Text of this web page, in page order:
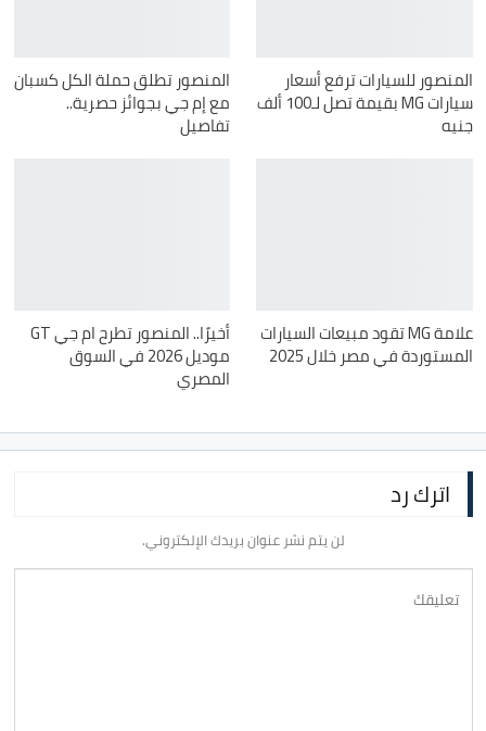
المنصور للسيارات ترفع أسعار
سيارات MG بقيمة تصل لـ100 ألف
جنيه
المنصور تطلق حملة الكل كسبان
مع إم جي بجوائز حصرية..
تفاصيل
علامة MG تقود مبيعات السيارات
المستوردة في مصر خلال 2025
أخيرًا.. المنصور تطرح ام جي GT
موديل 2026 في السوق
المصري
اترك رد
لن يتم نشر عنوان بريدك الإلكتروني.